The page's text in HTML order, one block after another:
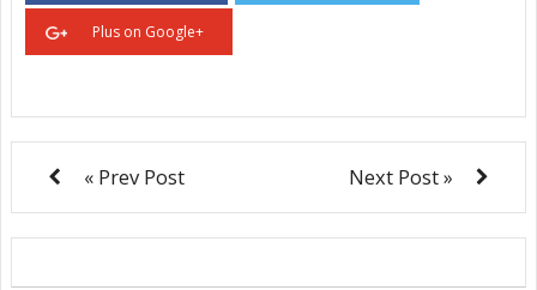
Plus on Google+
« Prev Post Next Post »